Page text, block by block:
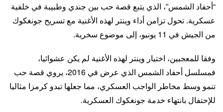
“أحفاد الشمس”، الذي يتبع قصة حب بين جندي وطبيبة في خلفية
عسكرية. تحول تزامن أداء وينتر لهذه الأغنية مع تسريح جونغكوك
من الجيش في 11 يونيو، إلى موضوع سخرية.
وفقا للمعجبين، اختيار وينتر لهذه الأغنية لم يكن عشوائيا،
فمسلسل أحفاد الشمس الذي عرض في 2016، يروي قصة حب
تنمو وسط مخاطر الواجب العسكري، مما جعلها تبدو كرمزا مثاليا
للإحتفال بانتهاء خدمة جونغكوك العسكرية.